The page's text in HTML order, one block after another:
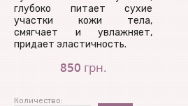
глубоко питает сухие
участки кожи тела,
смягчает и увлажняет,
придает эластичность.
850 грн.
Количество: